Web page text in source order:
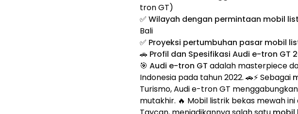
tron GT)
✅ Wilayah dengan permintaan mobil
Bali
✅ Proyeksi pertumbuhan pasar mobil
🚗 Profil dan Spesifikasi Audi e-tron GT
🎯 Audi e-tron GT adalah masterpiece
Indonesia pada tahun 2022. 🚗⚡ Sebagai
Turismo, Audi e-tron GT
mutakhir. 🔥 Mobil listrik bekas mewah